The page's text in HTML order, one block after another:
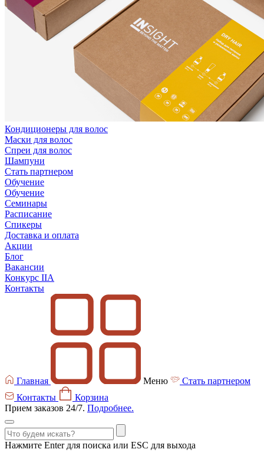
Кондиционеры для волос
Маски для волос
Спреи для волос
Шампуни
Стать партнером
Обучение
Обучение
Семинары
Расписание
Спикеры
Доставка и оплата
Акции
Блог
Вакансии
Конкурс IIA
Контакты
Главная Меню
Стать партнером
Контакты
Корзина
Прием заказов 24/7. Подробнее.
Нажмите Enter для поиска или ESC для выхода